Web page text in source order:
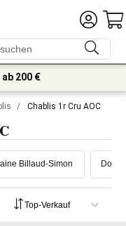
200 €
/ Chablis 1r Cru AOC
Billaud-Simon